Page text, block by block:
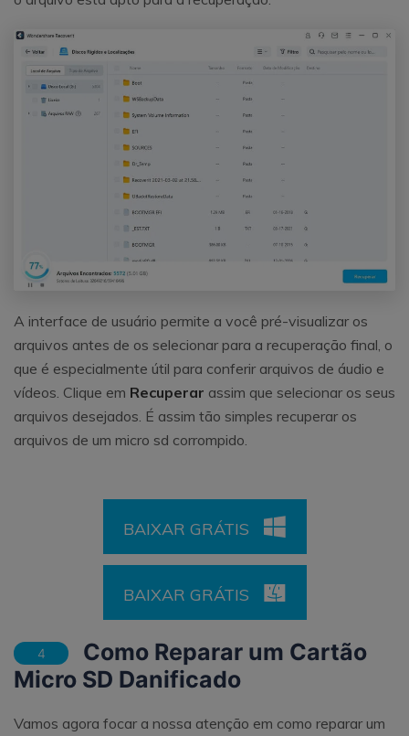
A interface de usuário permite a você pré-visualizar os
arquivos antes de os selecionar para a recuperação final, o
que é especialmente útil para conferir arquivos de áudio e
vídeos. Clique em Recuperar assim que selecionar os seus
arquivos desejados. É assim tão simples recuperar os
arquivos de um micro sd corrompido.
BAIXAR GRÁTIS
BAIXAR GRÁTIS
4
Como Reparar um Cartão
Micro SD Danificado
Vamos agora focar a nossa atenção em como reparar um